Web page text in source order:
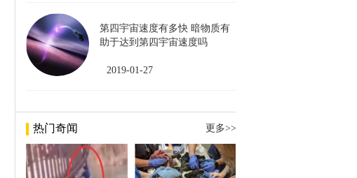
第四宇宙速度有多快 暗物质有
助于达到第四宇宙速度吗
2019-01-27
热门奇闻 更多>>